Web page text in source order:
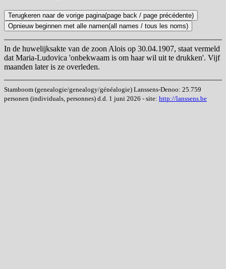
In de huwelijksakte van de zoon Alois op 30.04.1907, staat vermeld
dat Maria-Ludovica 'onbekwaam is om haar wil uit te drukken'. Vijf
maanden later is ze overleden.
Stamboom (genealogie/genealogy/généalogie) Lanssens-Denoo: 25.759
personen (individuals, personnes) d.d. 1 juni 2026 - site: http://lanssens.be